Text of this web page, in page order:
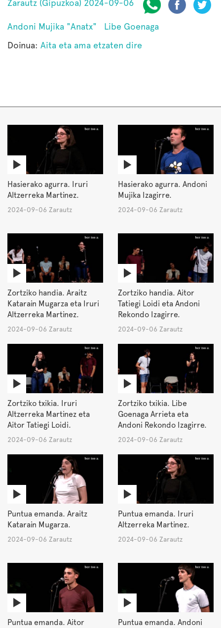
Zarautz (Gipuzkoa) 2024-09-06
Andoni Mujika "Anatx"
Libe Goenaga
Doinua: Aita eta ama etzaten dire
Hasierako agurra. Iruri
Altzerreka Martinez.
2024-09-06 Zarautz
Hasierako agurra. Andoni
Mujika Izagirre.
2024-09-06 Zarautz
Zortziko handia. Araitz
Katarain Mugarza eta Iruri
Altzerreka Martinez.
2024-09-06 Zarautz
Zortziko handia. Aitor
Tatiegi Loidi eta Andoni
Rekondo Izagirre.
2024-09-06 Zarautz
Zortziko txikia. Iruri
Altzerreka Martinez eta
Aitor Tatiegi Loidi.
2024-09-06 Zarautz
Zortziko txikia. Libe
Goenaga Arrieta eta
Andoni Rekondo Izagirre.
2024-09-06 Zarautz
Puntua emanda. Araitz
Katarain Mugarza.
2024-09-06 Zarautz
Puntua emanda. Iruri
Altzerreka Martinez.
2024-09-06 Zarautz
Puntua emanda. Aitor
Puntua emanda. Andoni